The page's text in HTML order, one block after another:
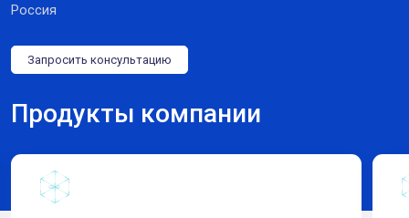
Россия
Запросить консультацию
Продукты компании